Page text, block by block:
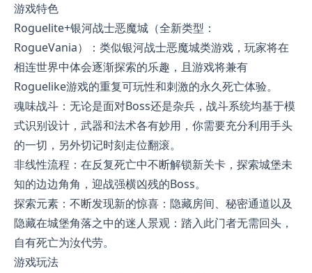
游戏特色
Roguelite+银河战士恶魔城（全新类型：
RogueVania）：类似银河战士恶魔城类游戏，玩家将在
相连世界中体会逐渐探索的乐趣，且游戏将兼有
Roguelike游戏的重复可玩性和刺激的永久死亡体验。
魂味战斗：无论是面对Boss还是杂兵，战斗系统均基于模
式识别设计，武器和法术各有妙用，你需要充分利用手头
的一切，另外切记时刻走位翻滚。
非线性流程：在反复死亡中不断解锁新关卡，探索城堡未
知的边边角角，迎战强横凶残的Boss。
探索元素：不断发现新的惊喜：隐藏房间、秘密通道以及
隐藏在城堡角落之中的迷人景观：踏入此门者无需回头，
自有死亡为汝代劳。
游戏玩法